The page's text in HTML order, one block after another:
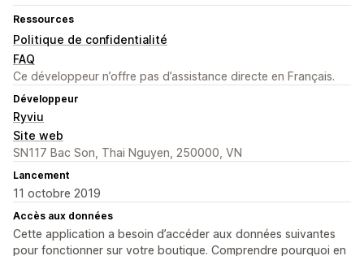
Ressources
Politique de confidentialité
FAQ
Ce développeur n’offre pas d’assistance directe en Français.
Développeur
Ryviu
Site web
SN117 Bac Son, Thai Nguyen, 250000, VN
Lancement
11 octobre 2019
Accès aux données
Cette application a besoin d’accéder aux données suivantes
pour fonctionner sur votre boutique. Comprendre pourquoi en